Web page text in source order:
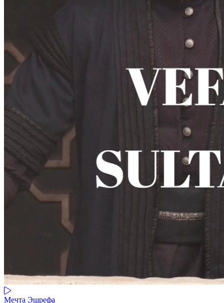
Мечта Эшрефа